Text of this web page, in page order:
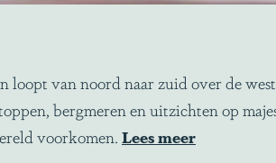
loopt van noord naar zuid over de
bergmeren en uitzichten op
voorkomen.Lees meer